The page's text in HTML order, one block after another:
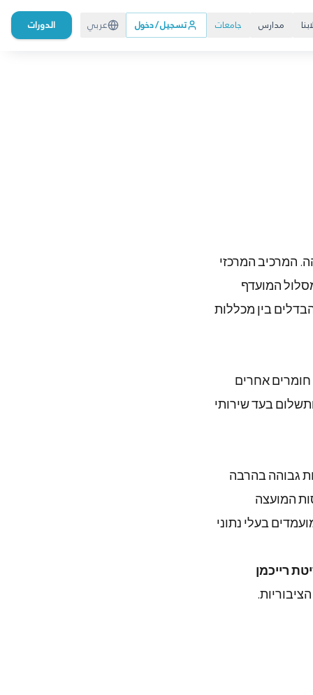
مدارس جامعات تسجيل / دخول عربي الدورات
המרכיב המרכזי
המועדף
בין מכללות
אחרים
בעד שירותי
גבוהה בהרבה
המועצה
בעלי נתוני
רייכמן